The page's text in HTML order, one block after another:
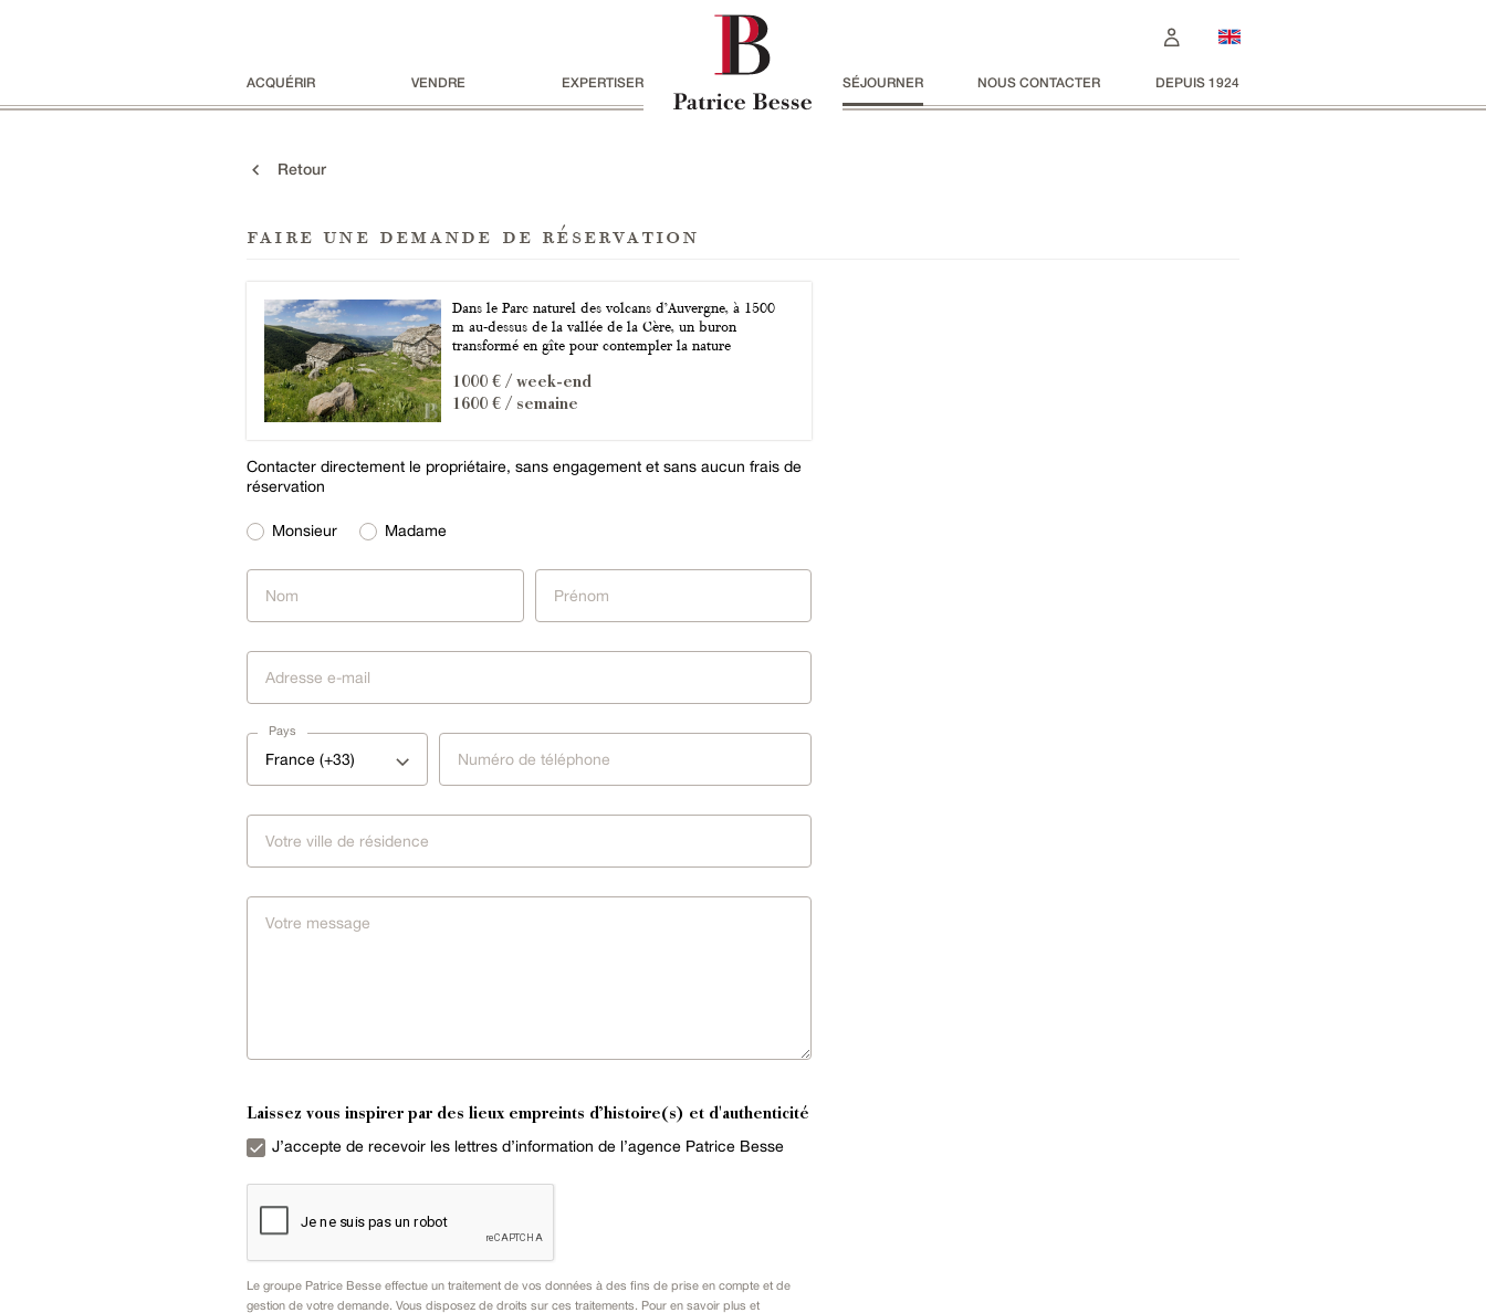
ACQUÉRIR VENDRE EXPERTISER SÉJOURNER NOUS CONTACTER DEPUIS 1924
Retour
faire une demande de réservation
Dans le Parc naturel des volcans d’Auvergne, à 1500
m au-dessus de la vallée de la Cère, un buron
transformé en gîte pour contempler la nature
1000 € / week-end
1600 € / semaine
Contacter directement le propriétaire, sans engagement et sans aucun frais de
réservation
Monsieur Madame
Pays
France (+33)
Laissez vous inspirer par des lieux empreints d’histoire(s) et d'authenticité
J’accepte de recevoir les lettres d’information de l’agence Patrice Besse
Le groupe Patrice Besse effectue un traitement de vos données à des fins de prise en compte et de
gestion de votre demande. Vous disposez de droits sur ces traitements. Pour en savoir plus et